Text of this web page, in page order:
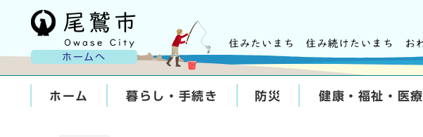
ホームへ
ホーム 暮らし・手続き 防災 健康・福祉・医療